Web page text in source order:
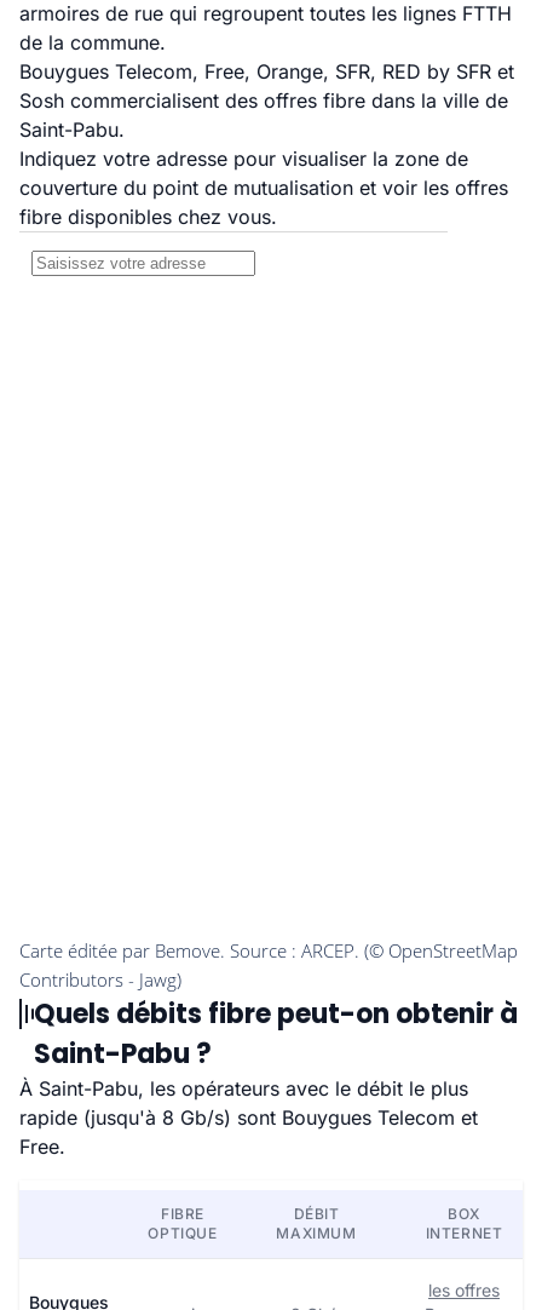
armoires de rue qui regroupent toutes les lignes FTTH
de la commune.
Bouygues Telecom, Free, Orange, SFR, RED by SFR et
Sosh commercialisent des offres fibre dans la ville de
Saint-Pabu.
Indiquez votre adresse pour visualiser la zone de
couverture du point de mutualisation et voir les offres
fibre disponibles chez vous.
Quels débits fibre peut-on obtenir à
Saint-Pabu ?
À Saint-Pabu, les opérateurs avec le débit le plus
rapide (jusqu'à 8 Gb/s) sont Bouygues Telecom et
Free.
FIBRE
OPTIQUE
DÉBIT
MAXIMUM
BOX
INTERNET
Bouygues
les offres